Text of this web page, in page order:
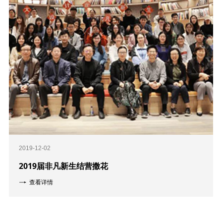
2019-12-02
2019届非凡新生结营撒花
查看详情